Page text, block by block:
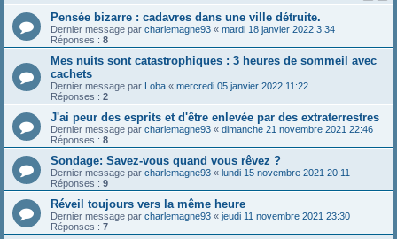
Pensée bizarre : cadavres dans une ville détruite.
Dernier message par charlemagne93 « mardi 18 janvier 2022 3:34
Réponses : 8
Mes nuits sont catastrophiques : 3 heures de sommeil avec
cachets
Dernier message par Loba « mercredi 05 janvier 2022 11:22
Réponses : 2
J'ai peur des esprits et d'être enlevée par des extraterrestres
Dernier message par charlemagne93 « dimanche 21 novembre 2021 22:46
Réponses : 8
Sondage: Savez-vous quand vous rêvez ?
Dernier message par charlemagne93 « lundi 15 novembre 2021 20:11
Réponses : 9
Réveil toujours vers la même heure
Dernier message par charlemagne93 « jeudi 11 novembre 2021 23:30
Réponses : 7